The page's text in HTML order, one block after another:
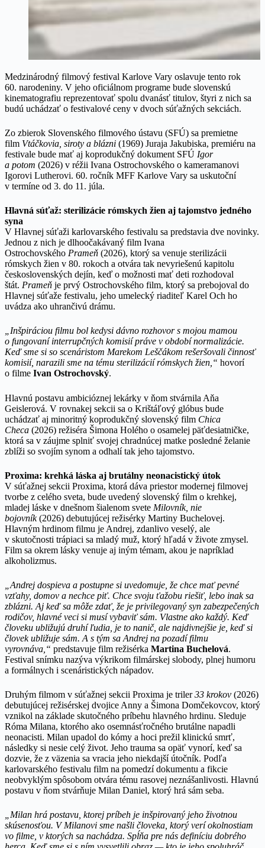
Medzinárodný filmový festival Karlove Vary oslavuje tento rok
60. narodeniny. V jeho oficiálnom programe bude slovenskú
kinematografiu reprezentovať spolu dvanásť titulov, štyri z nich sa
budú uchádzať o festivalové ceny v dvoch súťažných sekciách.
Zo zbierok Slovenského filmového ústavu (SFÚ) sa premietne
film Vtáčkovia, siroty a blázni (1969) Juraja Jakubiska, premiéru na
festivale bude mať aj koprodukčný dokument SFÚ Igor
a potom (2026) v réžii Ivana Ostrochovského o kameramanovi
Igorovi Lutherovi. 60. ročník MFF Karlove Vary sa uskutoční
v termíne od 3. do 11. júla.
Hlavná súťaž: sterilizácie rómskych žien aj tajomstvo jedného
syna
V Hlavnej súťaži karlovarského festivalu sa predstavia dve novinky.
Jednou z nich je dlhoočakávaný film Ivana
Ostrochovského Prameň (2026), ktorý sa venuje sterilizácii
rómskych žien v 80. rokoch a otvára tak nevyriešenú kapitolu
československých dejín, keď o možnosti mať deti rozhodoval
štát. Prameň je prvý Ostrochovského film, ktorý sa prebojoval do
Hlavnej súťaže festivalu, jeho umelecký riaditeľ Karel Och ho
uvádza ako uhrančivú drámu.
„Inšpiráciou filmu bol kedysi dávno rozhovor s mojou mamou
o fungovaní interrupčných komisií práve v období normalizácie.
Keď sme si so scenáristom Marekom Leščákom rešeršovali činnosť
komisií, narazili sme na tému sterilizácií rómskych žien,“ hovorí
o filme Ivan Ostrochovský.
Hlavnú postavu ambicióznej lekárky v ňom stvárnila Aňa
Geislerová. V rovnakej sekcii sa o Krištáľový glóbus bude
uchádzať aj minoritný koprodukčný slovenský film Chica
Checa (2026) režiséra Šimona Holého o osamelej päťdesiatničke,
ktorá sa v záujme splniť svojej chradnúcej matke posledné želanie
zblíži so svojím synom a odhalí tak jeho tajomstvo.
Proxima: krehká láska aj brutálny neonacistický útok
V súťažnej sekcii Proxima, ktorá dáva priestor modernej filmovej
tvorbe z celého sveta, bude uvedený slovenský film o krehkej,
mladej láske v dnešnom šialenom svete Milovník, nie
bojovník(2026) debutujúcej režisérky Martiny Buchelovej.
Hlavným hrdinom filmu je Andrej, zdanlivo veselý, ale
v skutočnosti trápiaci sa mladý muž, ktorý hľadá v živote zmysel.
Film sa okrem lásky venuje aj iným témam, akou je napríklad
alkoholizmus.
„Andrej dospieva a postupne si uvedomuje, že chce mať pevné
vzťahy, domov a nechce piť. Chce svoju ťažobu riešiť, lebo inak sa
zblázni. Aj keď sa môže zdať, že je privilegovaný syn zabezpečených
rodičov, hlavné veci si musí vybaviť sám. Vlastne ako každý. Keď
človeku ubližujú druhí ľudia, je to nanič, ale najdivnejšie je, keď si
človek ubližuje sám. A s tým sa Andrej na pozadí filmu
vyrovnáva,“ predstavuje film režisérka Martina Buchelová.
Festival snímku nazýva výkrikom filmárskej slobody, plnej humoru
a formálnych i scenáristických nápadov.
Druhým filmom v súťažnej sekcii Proxima je triler33 krokov (2026)
debutujúcej režisérskej dvojice Anny a Šimona Domčekovcov, ktorý
vznikol na základe skutočného príbehu hlavného hrdinu. Sleduje
Róma Milana, ktorého ako osemnásťročného brutálne napadli
neonacisti. Milan upadol do kómy a hoci prežil klinickú smrť,
následky si nesie celý život. Jeho trauma sa opäť vynorí, keď sa
dozvie, že z väzenia sa vracia jeho niekdajší útočník. Podľa
karlovarského festivalu film na pomedzí dokumentu a fikcie
neobvyklým spôsobom otvára tému rasovej neznášanlivosti. Hlavnú
postavu v ňom stvárňuje Milan Daniel, ktorý hrá sám seba.
„Milan hrá postavu, ktorej príbeh je inšpirovaný jeho životnou
skúsenosťou. V Milanovi sme našli človeka, ktorý verí okolnostiam
vo filme, v ktorých sa nachádza. Spĺňa pre nás definíciu dobrého